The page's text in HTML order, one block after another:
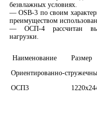
безвлажных условиях.
— OSB-3 по своим
преимуществом
— ОСП-4 рассчитан
нагрузки.
Наименование Размер
Ориентированно-
ОСП3